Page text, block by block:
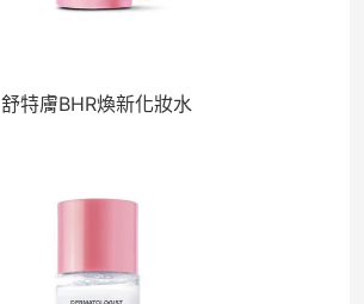
舒特膚BHR煥新化妝水